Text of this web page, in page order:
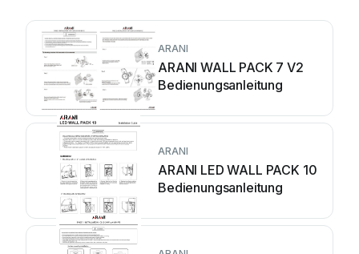
ARANI
ARANI WALL PACK 7 V2
Bedienungsanleitung
ARANI
ARANI LED WALL PACK 10
Bedienungsanleitung